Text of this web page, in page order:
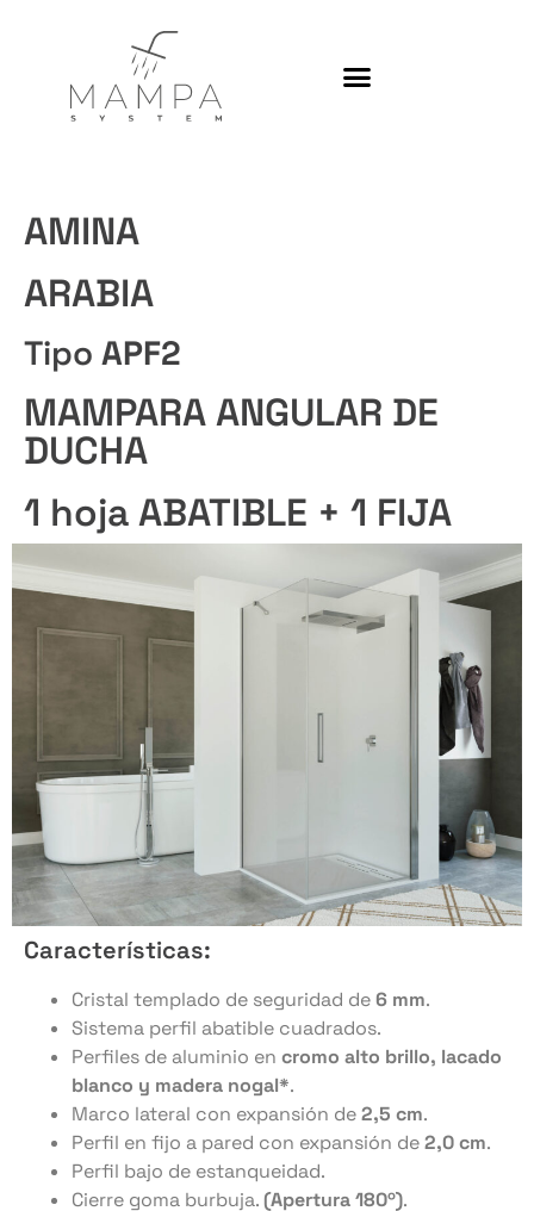
AMINA
ARABIA​
Tipo APF2
MAMPARA ANGULAR DE
DUCHA
1 hoja ABATIBLE + 1 FIJA
Características:
Cristal templado de seguridad de6 mm.
Sistema perfil abatible cuadrados.
Perfiles de aluminio en cromo alto brillo, lacado
blanco y madera nogal*.
Marco lateral con expansión de2,5 cm.
Perfil en fijo a pared con expansión de2,0 cm.
Perfil bajo de estanqueidad.
Cierre goma burbuja.(Apertura 180º).